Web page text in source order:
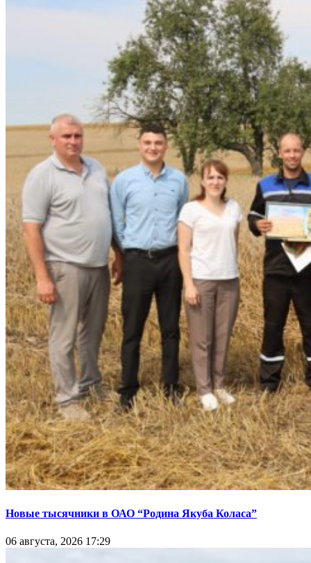
Новые тысячники в ОАО “Родина Якуба Коласа”
06 августа, 2026 17:29